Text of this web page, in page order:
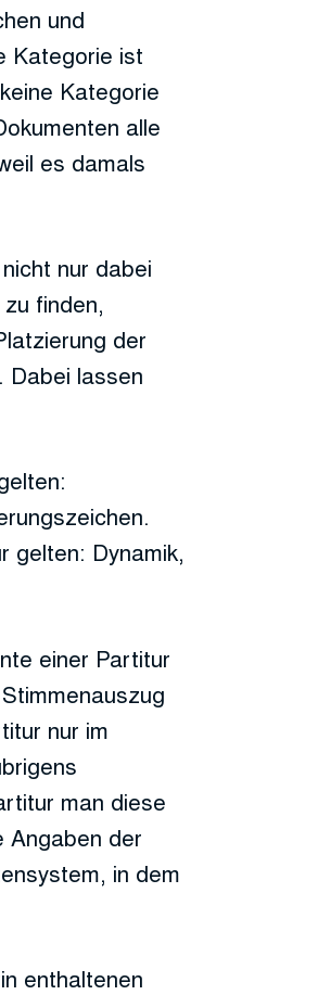
und
Kategorie ist
Kategorie
alle
es damals
nur dabei
finden,
der
Dabei lassen
gelten: Dynamik,
einer Partitur
nur im
man diese
Angaben der
in dem
enthaltenen